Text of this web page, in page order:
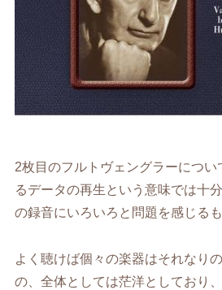
2枚目のフルトヴェングラーにつ
るデータの再生という意味では十
の録音にいろいろと問題を感じるも
よく聴けば個々の楽器はそれなり
の、全体としては茫洋としており